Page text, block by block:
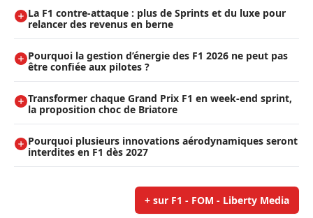
La F1 contre-attaque : plus de Sprints et du luxe pour
relancer des revenus en berne
Pourquoi la gestion d’énergie des F1 2026 ne peut pas
être confiée aux pilotes ?
Transformer chaque Grand Prix F1 en week-end sprint,
la proposition choc de Briatore
Pourquoi plusieurs innovations aérodynamiques seront
interdites en F1 dès 2027
+ sur F1 - FOM - Liberty Media